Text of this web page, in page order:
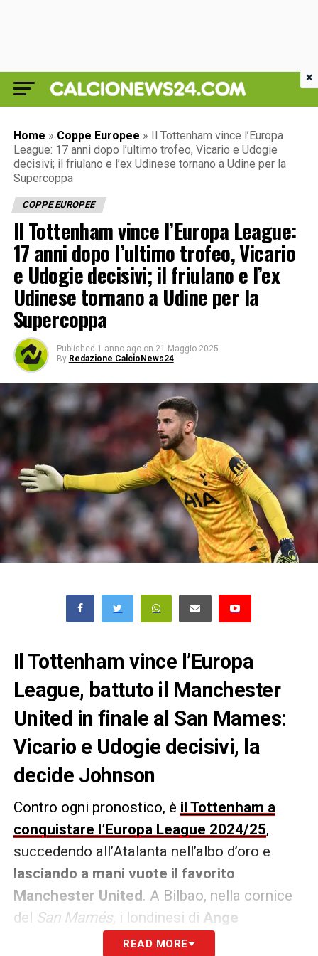
Home » Coppe Europee » Il Tottenham vince l’Europa
League: 17 anni dopo l’ultimo trofeo, Vicario e Udogie
decisivi; il friulano e l’ex Udinese tornano a Udine per la
Supercoppa
COPPE EUROPEE
Il Tottenham vince l’Europa League:
17 anni dopo l’ultimo trofeo, Vicario
e Udogie decisivi; il friulano e l’ex
Udinese tornano a Udine per la
Supercoppa
Published 1 anno ago on 21 Maggio 2025
By Redazione CalcioNews24
Il Tottenham vince l’Europa
League, battuto il Manchester
United in finale al San Mames:
Vicario e Udogie decisivi, la
decide Johnson
Contro ogni pronostico, è il Tottenham a
conquistare l’Europa League 2024/25,
succedendo all’Atalanta nell’albo d’oro e
lasciando a mani vuote il favorito
Manchester United. A Bilbao, nella cornice
del San Mamés, i londinesi di Ange
vincono una finale tesa e
READ MORE
×